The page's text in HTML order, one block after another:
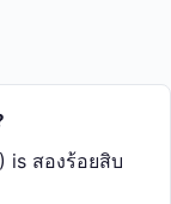
is สอง​ร้อย​สิบ​